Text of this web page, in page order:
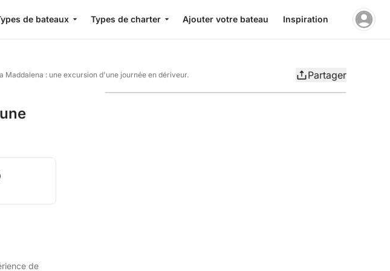
de bateaux Types de charter Ajouter votre bateau Inspiration
Maddalena : une excursion d'une journée en dériveur. Partager
de